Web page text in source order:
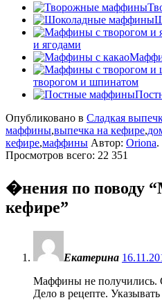
и ягодами
творогом и шпинатом
Опубликовано в Сладкая
маффины,выпечка на кефире,
кефире,маффины Автор: Oriona.
Просмотров всего: 22 351
�нения по поводу “
кефире”
Екатерина
Маффины не получились.
Дело в рецепте.